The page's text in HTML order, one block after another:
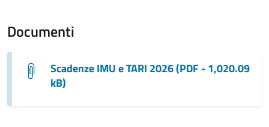
Documenti
Scadenze IMU e TARI 2026 (PDF - 1,020.09
kB)